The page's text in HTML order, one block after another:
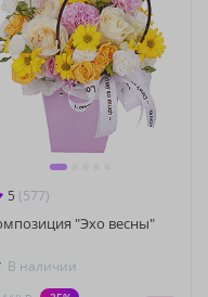
5 (577)
"Эхо весны"
В наличии